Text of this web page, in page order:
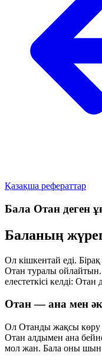
Қазақша рефераттар
Бала Отан деген
Баланың
Ол кішкентай еді.
Отан туралы
елестеткісі келді:
Отан — ана мен
Ол Отанды жақсы көру
Отан алдымен ана
мол жан. Бала оны